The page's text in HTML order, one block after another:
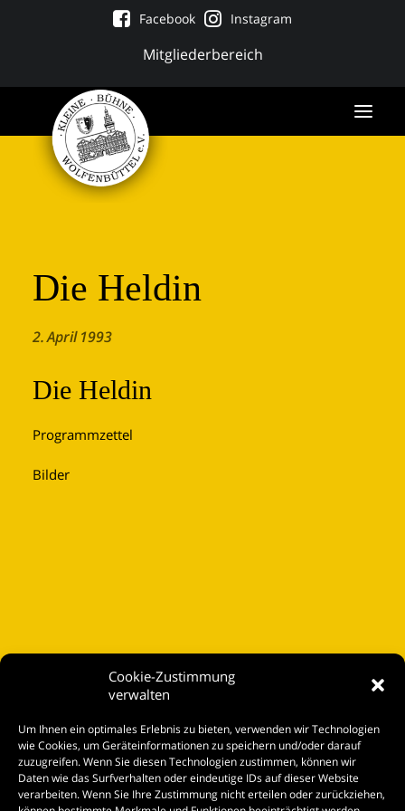
Cookie-Zustimmung
verwalten
Um Ihnen ein optimales Erlebnis zu bieten, verwenden wir Technologien
wie Cookies, um Geräteinformationen zu speichern und/oder darauf
zuzugreifen. Wenn Sie diesen Technologien zustimmen, können wir
Daten wie das Surfverhalten oder eindeutige IDs auf dieser Website
verarbeiten. Wenn Sie Ihre Zustimmung nicht erteilen oder zurückziehen,
Mitgliederbereich
Facebook Instagram
Die Heldin
2. April 1993
Die Heldin
Programmzettel
Bilder
Spielplan
Kontakt